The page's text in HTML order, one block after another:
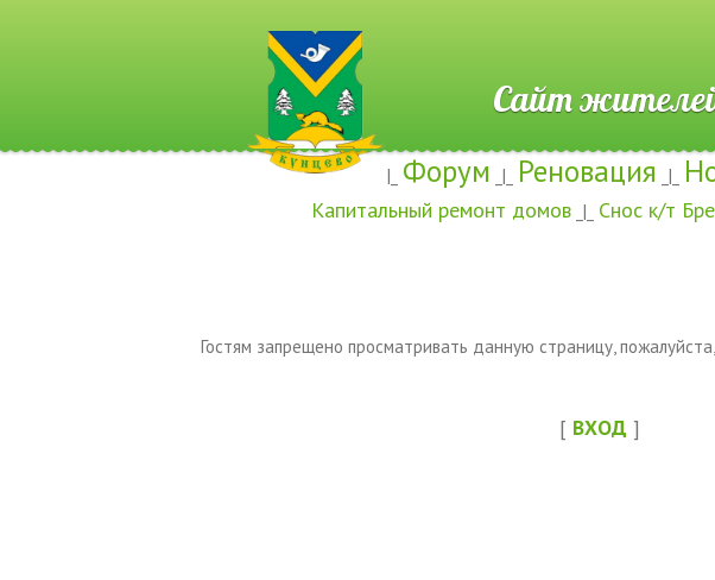
Сайт жителей
|_ Форум _|_ Реновация _|_
Капитальный ремонт домов _|_ Снос к/т
Гостям запрещено просматривать данную страницу,
[ ВХОД ]